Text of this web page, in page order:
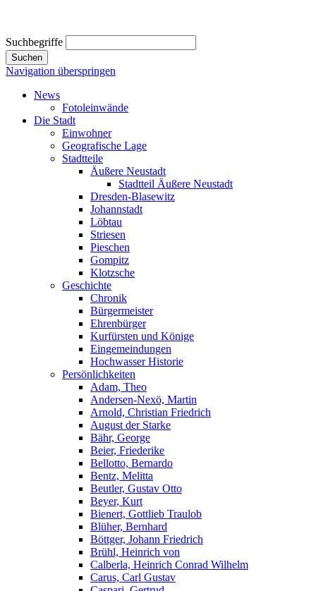
Suchbegriffe
Suchen
Navigation überspringen
News
Fotoleinwände
Die Stadt
Einwohner
Geografische Lage
Stadtteile
Äußere Neustadt
Stadtteil Äußere Neustadt
Dresden-Blasewitz
Johannstadt
Löbtau
Striesen
Pieschen
Gompitz
Klotzsche
Geschichte
Chronik
Bürgermeister
Ehrenbürger
Kurfürsten und Könige
Eingemeindungen
Hochwasser Historie
Persönlichkeiten
Adam, Theo
Andersen-Nexö, Martin
Arnold, Christian Friedrich
August der Starke
Bähr, George
Beier, Friederike
Bellotto, Bernardo
Bentz, Melitta
Beutler, Gustav Otto
Beyer, Kurt
Bienert, Gottlieb Traulob
Blüher, Bernhard
Böttger, Johann Friedrich
Brühl, Heinrich von
Calberla, Heinrich Conrad Wilhelm
Carus, Carl Gustav